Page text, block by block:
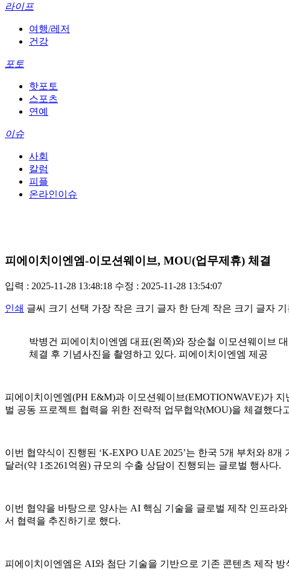
라이프
여행/레저
건강
포토
핫포토
스포츠
연예
이슈
사회
칼럼
피플
온라인이슈
피에이치이엔엠-이모션웨이브, MOU(업무제휴) 체결
입력 : 2025-11-28 13:48:18 수정 : 2025-11-28 13:54:07
인쇄 글씨 크기 선택 가장 작은 크기 글자 한 단계 작은 크기 글자
박병건 피에이치이엔엠 대표(왼쪽)와 장순철 이모션웨이브
체결 후 기념사진을 촬영하고 있다. 피에이치이엔엠 제공
피에이치이엔엠(PH E&M)과 이모션웨이브(EMOTIONWAVE)가
벌 공동 프로젝트 협력을 위한 전략적 업무협약(MOU)을 체결했다
이번 협약식이 진행된 ‘K-EXPO UAE 2025’는 한국 5개 부처와 8
달러(약 1조261억원) 규모의 수출 상담이 진행되는 글로벌 행사다.
이번 협약을 바탕으로 양사는 AI 핵심 기술을 글로벌 제작 인프라
서 협력을 추진하기로 했다.
피에이치이엔엠은 AI와 첨단 기술을 기반으로 기존 콘텐츠 제작